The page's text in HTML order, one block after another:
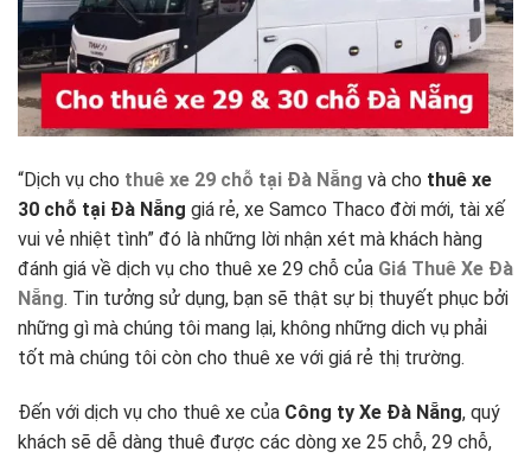
“Dịch vụ cho thuê xe 29 chỗ tại Đà Nẵng và cho thuê xe
30 chỗ tại Đà Nẵng giá rẻ, xe Samco Thaco đời mới, tài xế
vui vẻ nhiệt tình” đó là những lời nhận xét mà khách hàng
đánh giá về dịch vụ cho thuê xe 29 chỗ của Giá Thuê Xe Đà
Nẵng. Tin tưởng sử dụng, bạn sẽ thật sự bị thuyết phục bởi
những gì mà chúng tôi mang lại, không những dich vụ phải
tốt mà chúng tôi còn cho thuê xe với giá rẻ thị trường.
Đến với dịch vụ cho thuê xe của Công ty Xe Đà Nẵng, quý
khách sẽ dễ dàng thuê được các dòng xe 25 chỗ, 29 chỗ,